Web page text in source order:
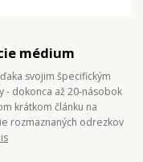
médium
svojim špecifickým
- dokonca až 20-násobok
krátkom článku na
rozmaznaných odrezkov